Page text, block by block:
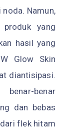
Namun,
yang
hasil yang
Glow Skin
diantisipasi.
benar
dan bebas
dari flek hitam.